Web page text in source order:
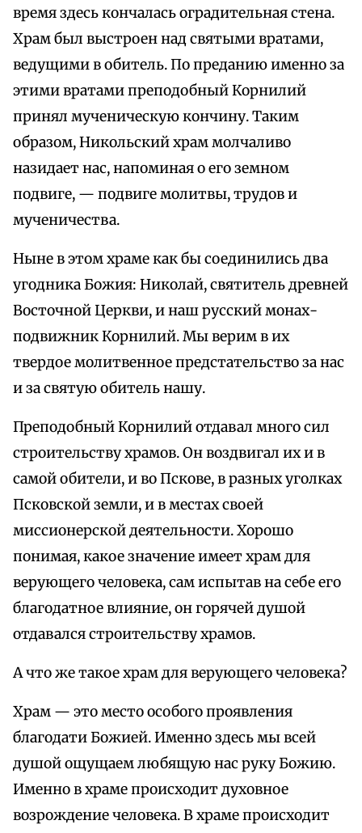
время здесь кончалась оградительная стена.
Храм был выстроен над святыми вратами,
ведущими в обитель. По преданию именно за
этими вратами преподобный Корнилий
принял мученическую кончину. Таким
образом, Никольский храм молчаливо
назидает нас, напоминая о его земном
подвиге, — подвиге молитвы, трудов и
мученичества.
Ныне в этом храме как бы соединились два
угодника Божия: Николай, святитель древней
Восточной Церкви, и наш русский монах-
подвижник Корнилий. Мы верим в их
твердое молитвенное предстательство за нас
и за святую обитель нашу.
Преподобный Корнилий отдавал много сил
строительству храмов. Он воздвигал их и в
самой обители, и во Пскове, в разных уголках
Псковской земли, и в местах своей
миссионерской деятельности. Хорошо
понимая, какое значение имеет храм для
верующего человека, сам испытав на себе его
благодатное влияние, он горячей душой
отдавался строительству храмов.
А что же такое храм для верующего человека?
Храм — это место особого проявления
благодати Божией. Именно здесь мы всей
душой ощущаем любящую нас руку Божию.
Именно в храме происходит духовное
возрождение человека. В храме происходит